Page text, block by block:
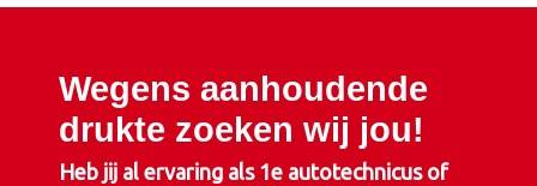
Wegens aanhoudende
drukte zoeken wij jou!
Heb jij al ervaring als 1e autotechnicus of